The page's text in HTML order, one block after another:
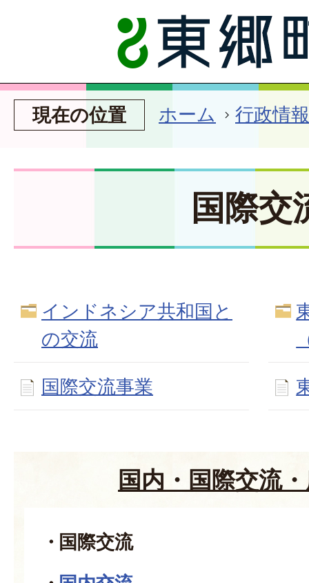
現在の位置 ホーム 行政情報
国際交
インドネシア共和国と
の交流
国際交流事業
国内・国際交流
国際交流